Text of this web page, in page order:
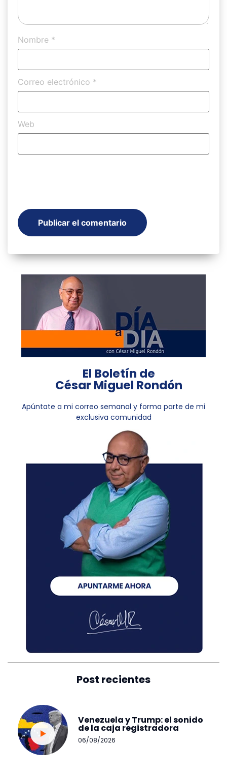
Nombre *
Correo electrónico *
Web
El Boletín de
César Miguel Rondón
Apúntate a mi correo semanal y forma parte de mi
exclusiva comunidad
Post recientes
Venezuela y Trump: el sonido
de la caja registradora
06/08/2026